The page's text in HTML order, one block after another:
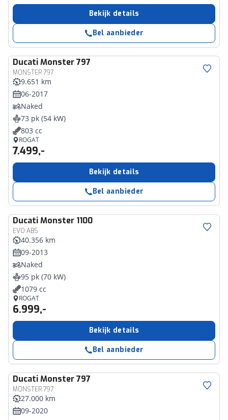
Bekijk details
Bel aanbieder
DucatiMonster 797
MONSTER 797
9.651 km
06-2017
Naked
73 pk (54 kW)
803 cc
ROGAT
7.499,-
Bekijk details
Bel aanbieder
DucatiMonster 1100
EVO ABS
40.356 km
09-2013
Naked
95 pk (70 kW)
1079 cc
ROGAT
6.999,-
Bekijk details
Bel aanbieder
DucatiMonster 797
MONSTER 797
27.000 km
09-2020